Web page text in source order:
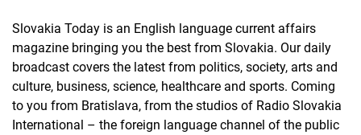
Slovakia Today is an English language current affairs
magazine bringing you the best from Slovakia. Our daily
broadcast covers the latest from politics, society, arts and
culture, business, science, healthcare and sports. Coming
to you from Bratislava, from the studios of Radio Slovakia
International – the foreign language channel of the public